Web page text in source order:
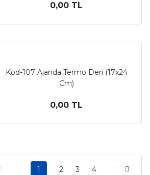
0,00 TL
Kod-107 Ajanda Termo Deri (17x24
Cm)
0,00 TL
1 2 3 4